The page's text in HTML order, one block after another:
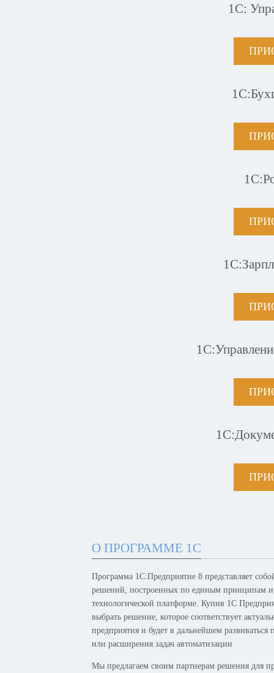
1С:
О ПРОГРАММЕ 1С
Программа 1С:Предприятие 8 представляет
решений, построенных по единым принципам
технологической платформе. Купив 1С
выбрать решение, которое соответствует
предприятия и будет в дальнейшем развиваться
или расширения задач автоматизации
Мы предлагаем своим партнерам решения для